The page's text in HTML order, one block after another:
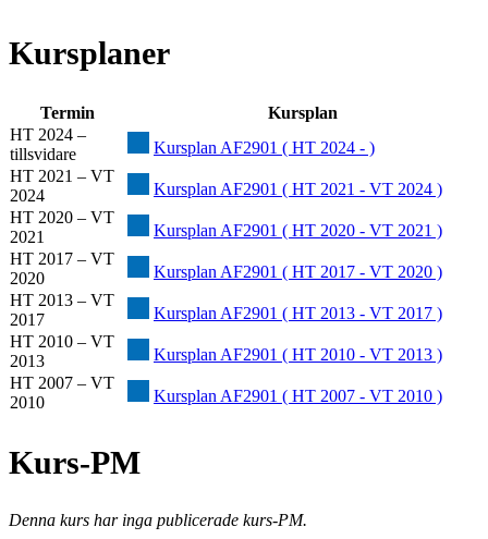
Kursplaner
Termin
Kursplan
HT 2024 –
tillsvidare
Kursplan AF2901 ( HT 2024 - )
HT 2021 – VT
2024
Kursplan AF2901 ( HT 2021 - VT 2024 )
HT 2020 – VT
2021
Kursplan AF2901 ( HT 2020 - VT 2021 )
HT 2017 – VT
2020
Kursplan AF2901 ( HT 2017 - VT 2020 )
HT 2013 – VT
2017
Kursplan AF2901 ( HT 2013 - VT 2017 )
HT 2010 – VT
2013
Kursplan AF2901 ( HT 2010 - VT 2013 )
HT 2007 – VT
2010
Kursplan AF2901 ( HT 2007 - VT 2010 )
Kurs-PM
Denna kurs har inga publicerade kurs-PM.